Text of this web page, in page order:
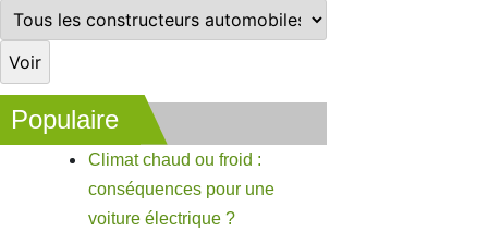
Populaire
Climat chaud ou froid :
conséquences pour une
voiture électrique ?